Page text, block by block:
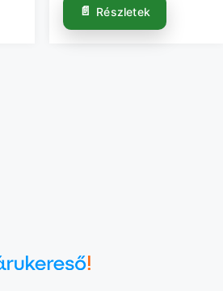
Részletek